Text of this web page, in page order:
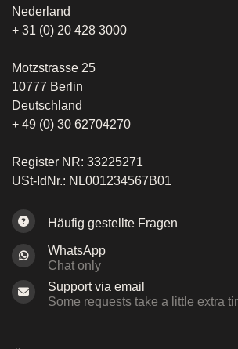
Nederland
+ 31 (0) 20 428 3000
Motzstrasse 25
10777 Berlin
Deutschland
+ 49 (0) 30 62704270
Register NR: 33225271
USt-IdNr.: NL001234567B01
Häufig gestellte Fragen
WhatsApp
Chat only
Support via email
Some requests take a little extra